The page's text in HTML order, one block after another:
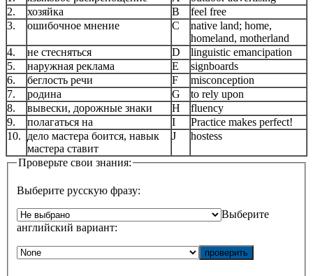
2.
хозяйка B
feel free
3.
ошибочное мнение C
native land; home,
homeland, motherland
4.
не стесняться D
linguistic emancipation
5.
наружная реклама E
signboards
6.
беглость речи F
misconception
7.
родина G
to rely upon
8.
вывески, дорожные знаки H
fluency
9.
полагаться на I
Practice makes perfect!
10.
дело мастера боится, навык
мастера ставит
J hostess
Проверьте свои знания:
Выберите русскую фразу:
Выберите
английский вариант: